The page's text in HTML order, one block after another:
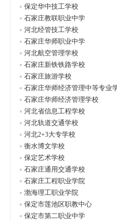
保定华中技工学校
石家庄教联职业中学
河北经管技工学校
石家庄华师职业中学
河北航空管理学校
石家庄新铁铁路学校
石家庄旅游学校
石家庄华师经济管理中等专业
石家庄华师经济管理学校
河北省信息工程学校
河北轨道交通学校
河北2+3大专学校
衡水博文学校
保定艺术学校
石家庄通用交通学校
石家庄工程职业学院
渤海理工职业学院
保定市莲池区职教中心
保定市第二职业中学